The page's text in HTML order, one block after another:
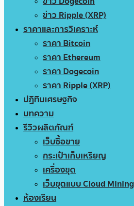
ข่าว Ripple (XRP)
ราคาและการวิเคราะห์
ราคา Bitcoin
ราคา Ethereum
ราคา Dogecoin
ราคา Ripple (XRP)
ปฏิทินเศรษฐกิจ
บทความ
รีวิวผลิตภัณฑ์
เว็บซื้อขาย
กระเป๋าเก็บเหรียญ
เครื่องขุด
เว็บขุดแบบ Cloud Mining
ห้องเรียน